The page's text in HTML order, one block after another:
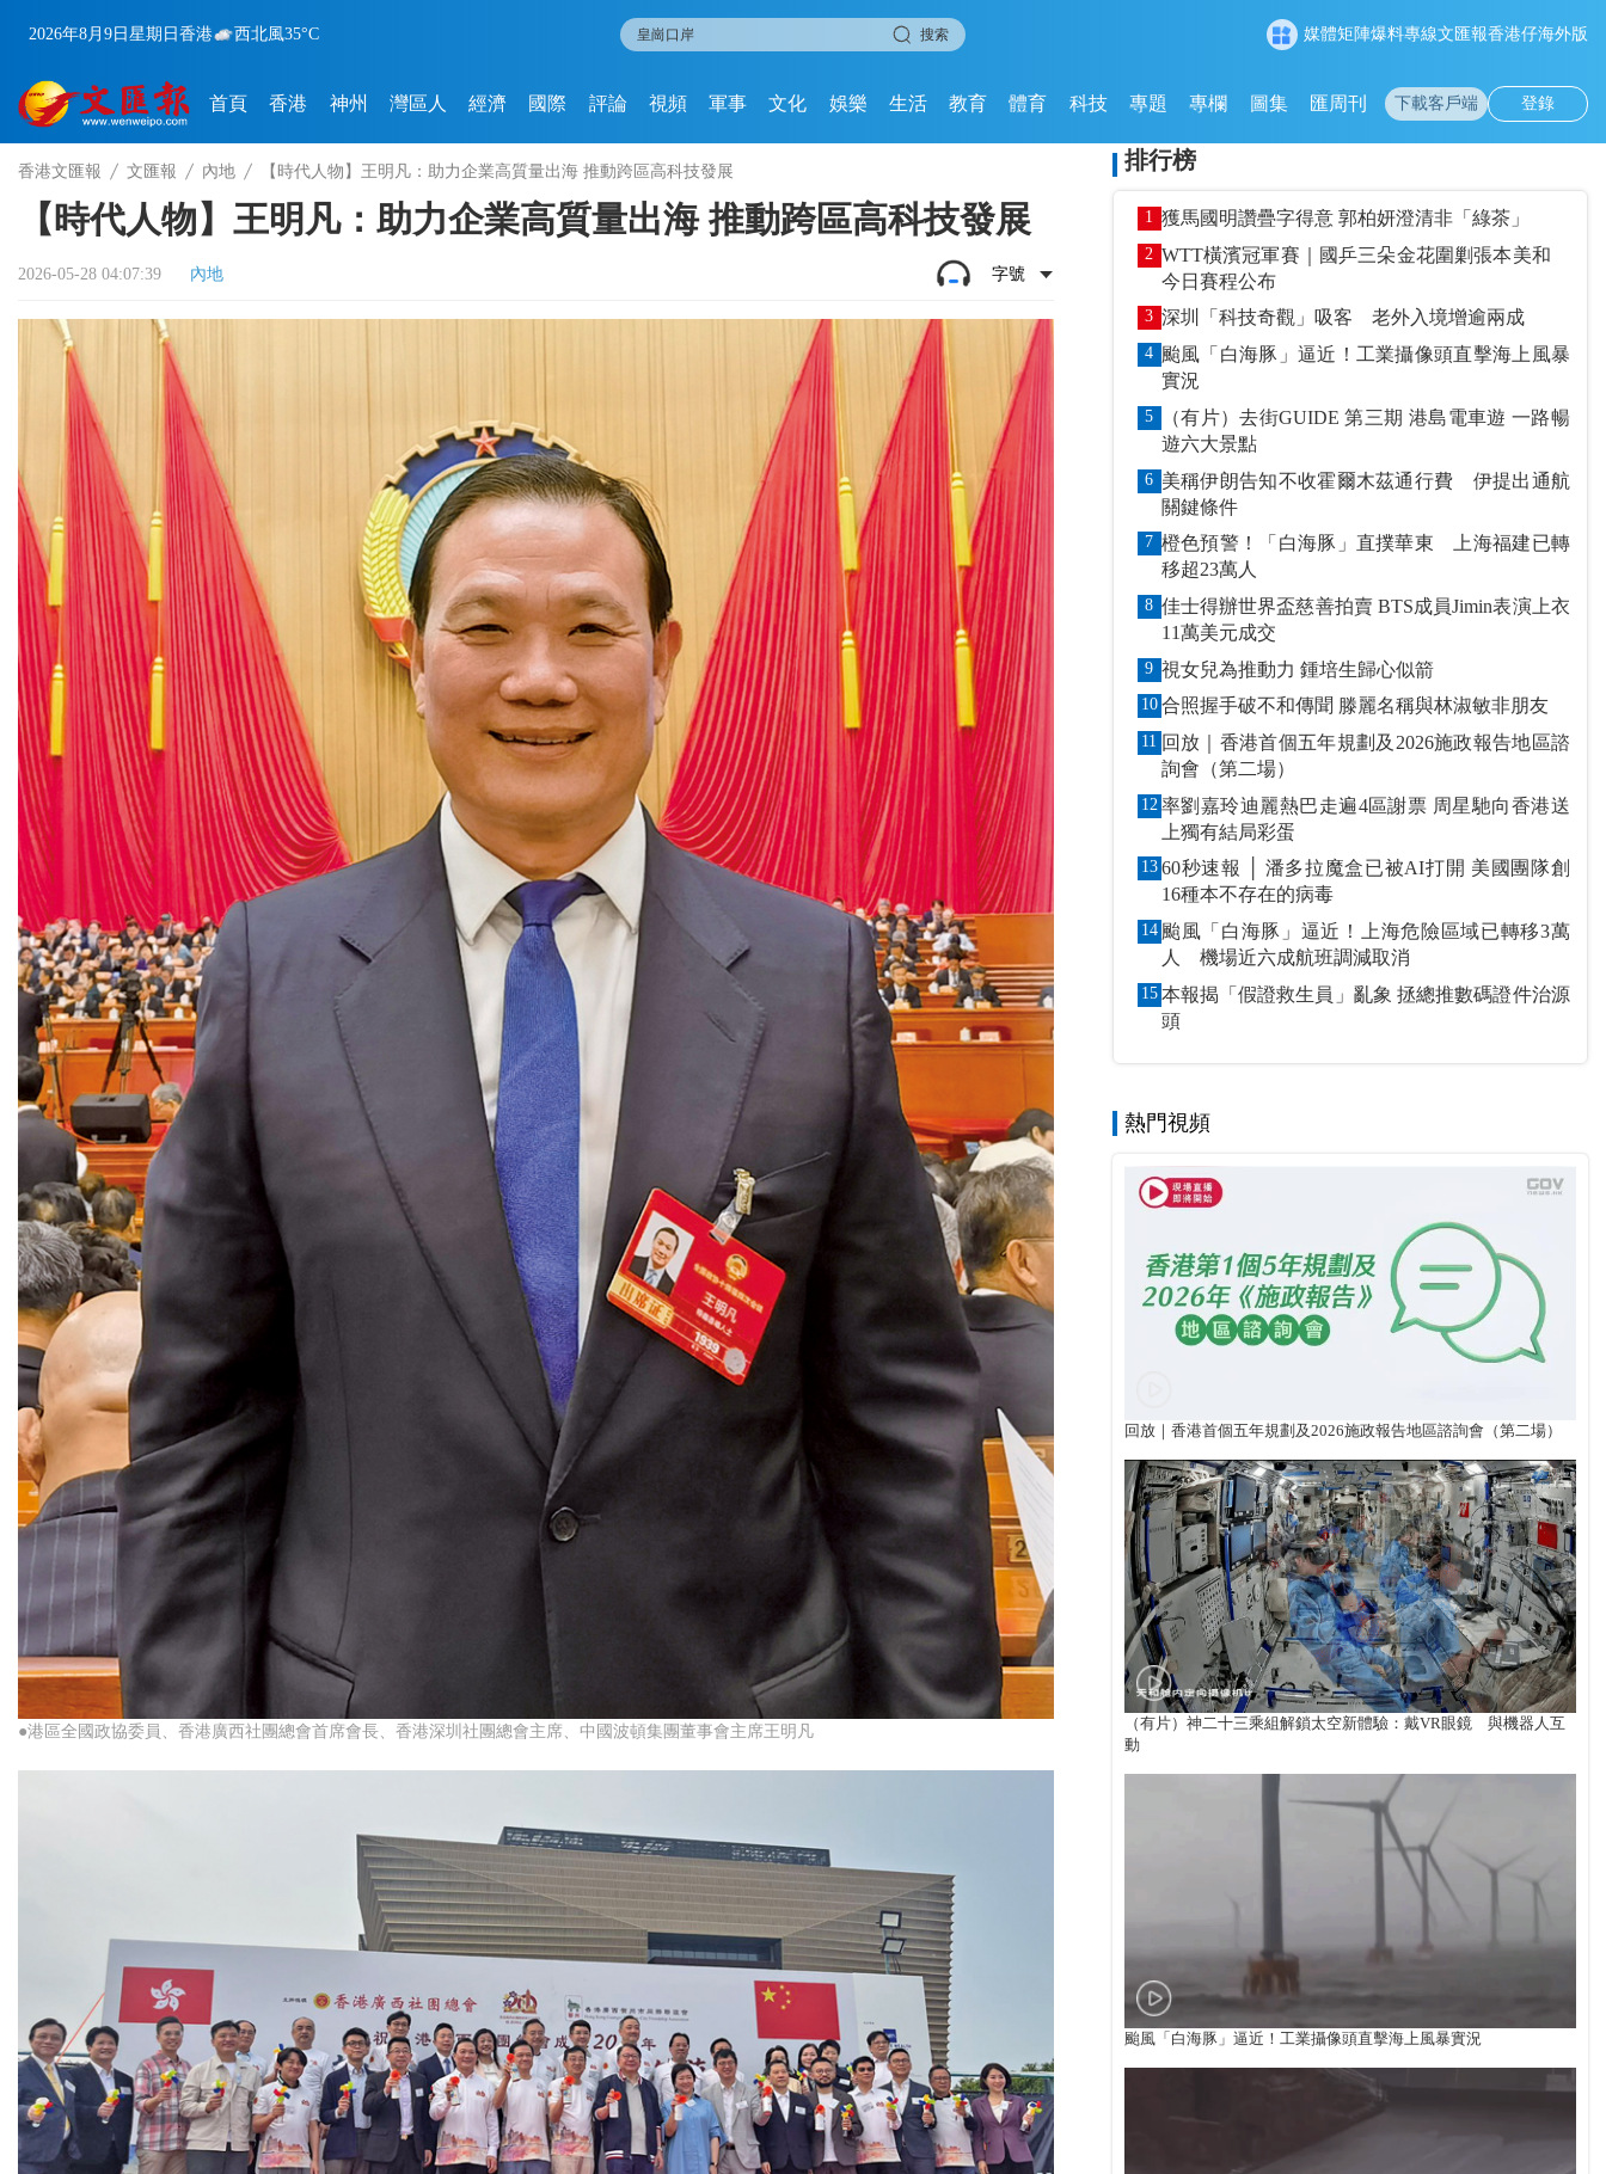
2026年8月9日 星期日 香港 西北風35°C 搜索 媒體矩陣爆料專線文匯報香港仔海外版
首頁 香港 神州 灣區人 經濟 國際 評論 視頻 軍事 文化 娛樂 生活 教育 體育 科技 專題 專欄 圖集 匯周刊 下載客戶端 登錄
香港文匯報 文匯報 內地 【時代人物】王明凡：助力企業高質量出海 推動跨區高科技發展
【時代人物】王明凡：助力企業高質量出海 推動跨區高科技發展
2026-05-28 04:07:39 內地 字號
●港區全國政協委員、香港廣西社團總會首席會長、香港深圳社團總會主席、中國波頓集團董事會主席王明凡
排行榜
1 獲馬國明讚疊字得意 郭柏妍澄清非「綠茶」
2 WTT橫濱冠軍賽｜國乒三朵金花圍剿張本美和
今日賽程公布
3 深圳「科技奇觀」吸客 老外入境增逾兩成
4 颱風「白海豚」逼近！工業攝像頭直擊海上風暴
實況
5
（有片）去街GUIDE 第三期 港島電車遊 一路暢
遊六大景點
6 美稱伊朗告知不收霍爾木茲通行費 伊提出通航
關鍵條件
7 橙色預警！「白海豚」直撲華東 上海福建已轉
移超23萬人
8 佳士得辦世界盃慈善拍賣 BTS成員Jimin表演上衣
11萬美元成交
9 視女兒為推動力 鍾培生歸心似箭
10 合照握手破不和傳聞 滕麗名稱與林淑敏非朋友
11 回放｜香港首個五年規劃及2026施政報告地區諮
詢會（第二場）
12 率劉嘉玲迪麗熱巴走遍4區謝票 周星馳向香港送
上獨有結局彩蛋
13 60秒速報 │ 潘多拉魔盒已被AI打開 美國團隊創
16種本不存在的病毒
14 颱風「白海豚」逼近！上海危險區域已轉移3萬
人 機場近六成航班調減取消
15 本報揭「假證救生員」亂象 拯總推數碼證件治源
頭
熱門視頻
回放｜香港首個五年規劃及2026施政報告地區諮詢會（第二場）
（有片）神二十三乘組解鎖太空新體驗：戴VR眼鏡 與機器人互
動
颱風「白海豚」逼近！工業攝像頭直擊海上風暴實況